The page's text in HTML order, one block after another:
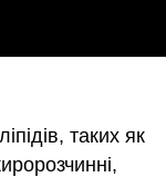
таких як